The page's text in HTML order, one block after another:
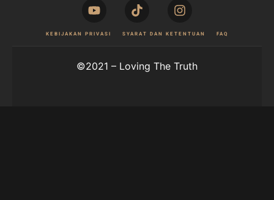
KEBIJAKAN PRIVASI SYARAT DAN KETENTUAN FAQ
©2021 – Loving The Truth